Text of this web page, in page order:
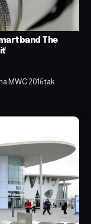
The
MWC 2016 tak